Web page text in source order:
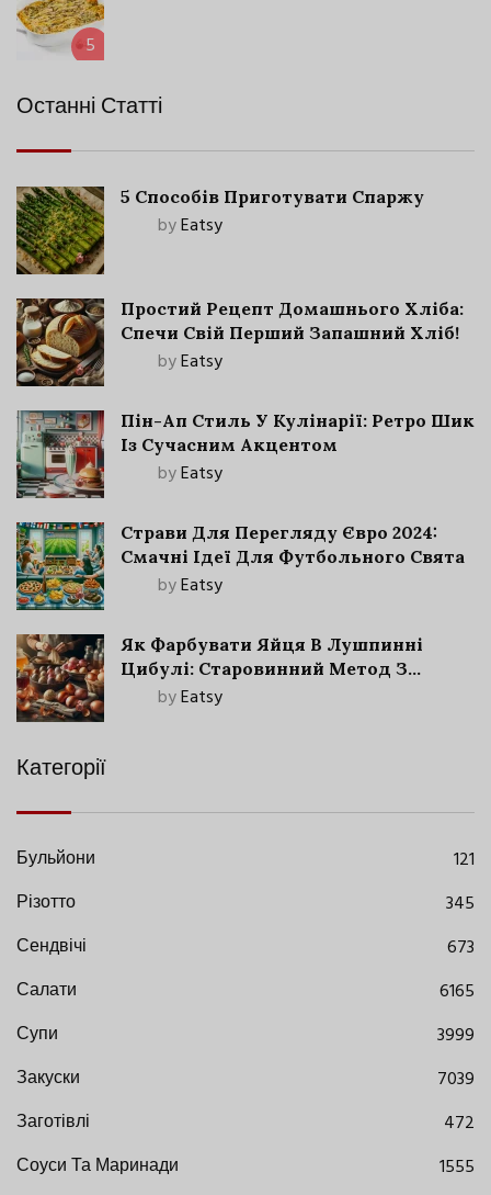
5
Останні Статті
5 Способів Приготувати Спаржу
byEatsy
Простий Рецепт Домашнього Хліба:
Спечи Свій Перший Запашний Хліб!
byEatsy
Пін-Ап Стиль У Кулінарії: Ретро Шик
Із Сучасним Акцентом
byEatsy
Страви Для Перегляду Євро 2024:
Смачні Ідеї Для Футбольного Свята
byEatsy
Як Фарбувати Яйця В Лушпинні
Цибулі: Старовинний Метод З
Сучасними Нюансами
byEatsy
Категорії
Бульйони
121
Різотто
345
Сендвічі
673
Салати
6165
Супи
3999
Закуски
7039
Заготівлі
472
Соуси Та Маринади
1555